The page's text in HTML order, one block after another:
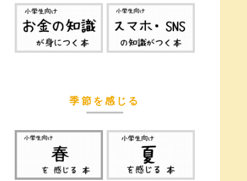
季節を感じる